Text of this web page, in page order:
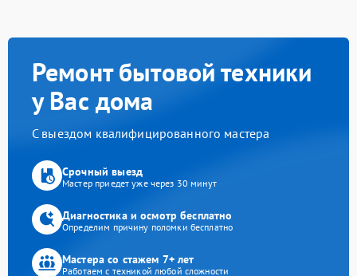
Ремонт бытовой техники
у Вас дома
С выездом квалифицированного мастера
Срочный выезд
Мастер приедет уже через 30 минут
Диагностика и осмотр бесплатно
Определим причину поломки бесплатно
Мастера со стажем 7+ лет
Работаем с техникой любой сложности